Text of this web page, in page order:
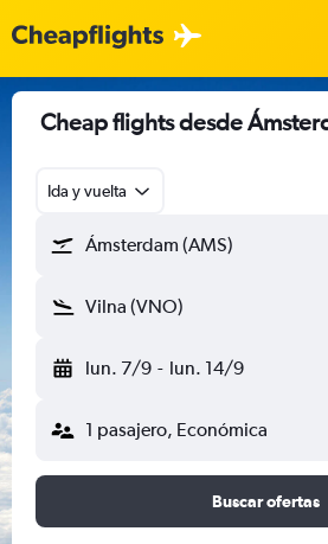
Cheap flights desde
Ida y vuelta
Ámsterdam (AMS)
Vilna (VNO)
lun. 7/9 - lun. 14/9
1 pasajero, Económica
Buscar ofertas